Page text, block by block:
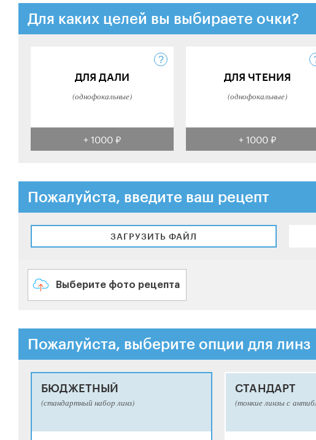
Для каких целей вы выбираете очки?
ДЛЯ ДАЛИ
(однофокальные)
+ 1000 ₽
ДЛЯ ЧТЕНИЯ
(однофокальные)
+ 1000 ₽
Пожалуйста, введите ваш рецепт
ЗАГРУЗИТЬ ФАЙЛ
Выберите фото рецепта
Пожалуйста, выберите опции для линз
БЮДЖЕТНЫЙ
(стандартный набор линз)
СТАНДАРТ
(тонкие линзы с